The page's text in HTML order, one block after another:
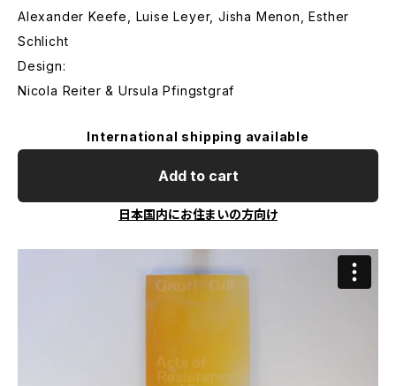
Alexander Keefe, Luise Leyer, Jisha Menon, Esther
Schlicht
Design:
Nicola Reiter & Ursula Pfingstgraf
International shipping available
Add to cart
日本国内にお住まいの方向け